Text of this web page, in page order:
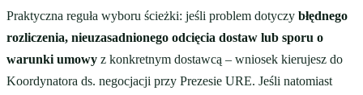
Praktyczna reguła wyboru ścieżki: jeśli problem dotyczy błędnego
rozliczenia, nieuzasadnionego odcięcia dostaw lub sporu o
warunki umowy z konkretnym dostawcą – wniosek kierujesz do
Koordynatora ds. negocjacji przy Prezesie URE. Jeśli natomiast